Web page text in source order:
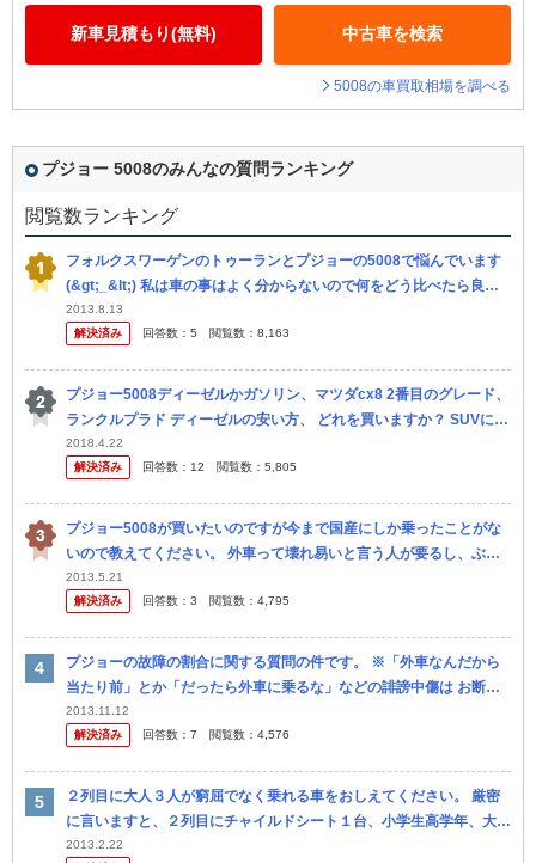
新車見積もり(無料) 中古車を検索
5008の車買取相場を調べる
プジョー 5008のみんなの質問ランキング
閲覧数ランキング
フォルクスワーゲンのトゥーランとプジョーの5008で悩んでいます
(&gt;_&lt;) 私は車の事はよく分からないので何をどう比べたら良い
のかも分かりません。
2013.8.13
解決済み
回答数： 5 閲覧数： 8,163
プジョー5008ディーゼルかガソリン、マツダcx8 2番目のグレード、
ランクルプラド ディーゼルの安い方、 どれを買いますか？ SUVに憧
れてSUVがどうしても欲しいのですが、旦那さんにはアルフ ァー
2018.4.22
解決済み
回答数： 12 閲覧数： 5,805
プジョー5008が買いたいのですが今まで国産にしか乗ったことがな
いので教えてください。 外車って壊れ易いと言う人が要るし、ぶつ
けたら修理代が高いという人もいるみたいですが本当なのでしょう
か？
2013.5.21
解決済み
回答数： 3 閲覧数： 4,795
プジョーの故障の割合に関する質問の件です。 ※「外車なんだから
当たり前」とか「だったら外車に乗るな」などの誹謗中傷は お断り
します。 今年の8月にプジョー5008を購入しました。 初めての外...
2013.11.12
解決済み
回答数： 7 閲覧数： 4,576
２列目に大人３人が窮屈でなく乗れる車をおしえてください。 厳密
に言いますと、２列目にチャイルドシート１台、小学生高学年、大人
一人が乗れるものを探しています。 ３列目の座席はあってもなくて
2013.2.22